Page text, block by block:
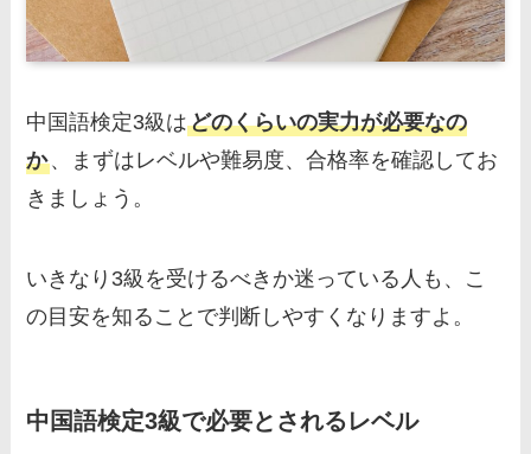
中国語検定3級はどのくらいの実力が必要なの
か、まずはレベルや難易度、合格率を確認してお
きましょう。
いきなり3級を受けるべきか迷っている人も、こ
の目安を知ることで判断しやすくなりますよ。
中国語検定3級で必要とされるレベル